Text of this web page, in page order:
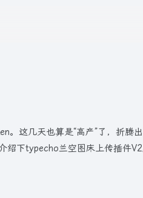
这几天也算是“高产”了，折
下typecho兰空图床上传插件